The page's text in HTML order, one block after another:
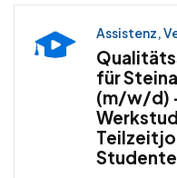
Assistenz,
für
(m/w/d)